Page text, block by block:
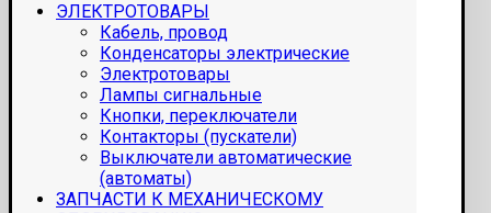
ЭЛЕКТРОТОВАРЫ
Кабель, провод
Конденсаторы электрические
Электротовары
Лампы сигнальные
Кнопки, переключатели
Контакторы (пускатели)
Выключатели автоматические
(автоматы)
ЗАПЧАСТИ К МЕХАНИЧЕСКОМУ